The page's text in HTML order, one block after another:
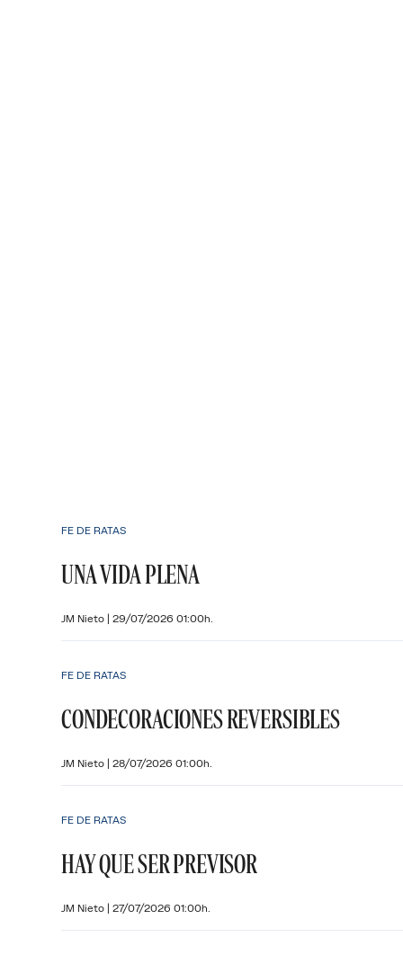
FE DE RATAS
UNA VIDA PLENA
JM Nieto | 29/07/2026 01:00h.
FE DE RATAS
CONDECORACIONES REVERSIBLES
JM Nieto | 28/07/2026 01:00h.
FE DE RATAS
HAY QUE SER PREVISOR
JM Nieto | 27/07/2026 01:00h.